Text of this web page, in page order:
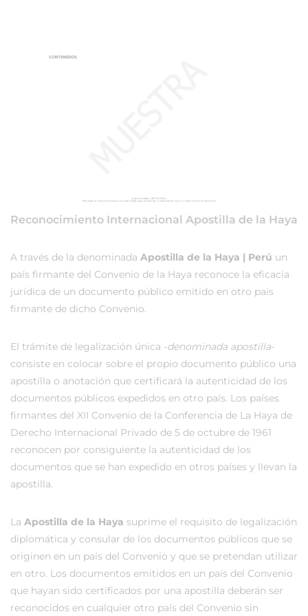
Reconocimiento Internacional Apostilla de la Haya
A través de la denominada Apostilla de la Haya | Perú un
país firmante del Convenio de la Haya reconoce la eficacia
jurídica de un documento público emitido en otro país
firmante de dicho Convenio.
El trámite de legalización única -denominada apostilla-
consiste en colocar sobre el propio documento público una
apostilla o anotación que certificará la autenticidad de los
documentos públicos expedidos en otro país. Los países
firmantes del XII Convenio de la Conferencia de La Haya de
Derecho Internacional Privado de 5 de octubre de 1961
reconocen por consiguiente la autenticidad de los
documentos que se han expedido en otros países y llevan la
apostilla.
La Apostilla de la Haya suprime el requisito de legalización
diplomática y consular de los documentos públicos que se
originen en un país del Convenio y que se pretendan utilizar
en otro. Los documentos emitidos en un país del Convenio
que hayan sido certificados por una apostilla deberán ser
reconocidos en cualquier otro país del Convenio sin